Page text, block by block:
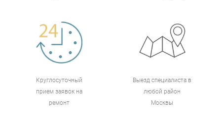
Круглосуточный
прием заявок на
ремонт
Выезд специалиста в
любой район
Москвы